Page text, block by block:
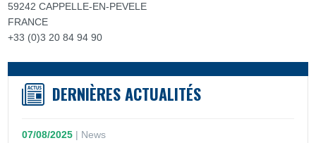
59242 CAPPELLE-EN-PEVELE
FRANCE
+33 (0)3 20 84 94 90
DERNIÈRES ACTUALITÉS
07/08/2025 | News